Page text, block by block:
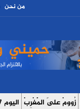
من نحن
زُوومْ عَلَى الْمَغْرِبْ اليوم 7 تيفي